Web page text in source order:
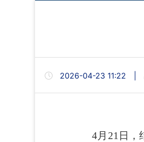
2026-04-23 11:22
4月21日，